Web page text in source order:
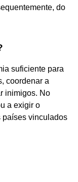
do
suficiente para
coordenar a
inimigos. No
a exigir o
países vinculados